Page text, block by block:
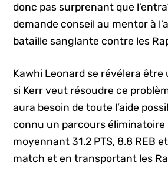
donc pas surprenant que
demande conseil au mentor à
bataille sanglante contre les
Kawhi Leonard se révélera être
si Kerr veut résoudre ce
aura besoin de toute l’aide
connu un parcours éliminatoire
moyennant 31.2 PTS, 8.8 REB
match et en transportant les